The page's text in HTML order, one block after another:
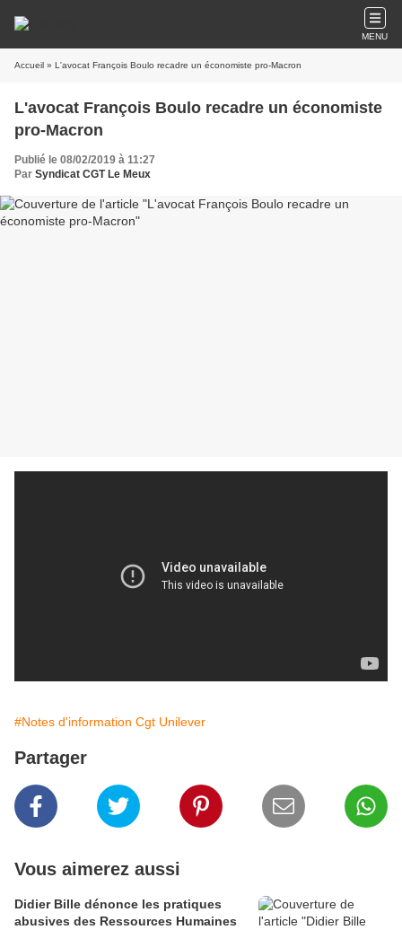
MENU
Accueil » L'avocat François Boulo recadre un économiste pro-Macron
L'avocat François Boulo recadre un économiste
pro-Macron
Publié le 08/02/2019 à 11:27
Par Syndicat CGT Le Meux
#Notes d'information Cgt Unilever
Partager
Vous aimerez aussi
Didier Bille dénonce les pratiques
abusives des Ressources Humaines